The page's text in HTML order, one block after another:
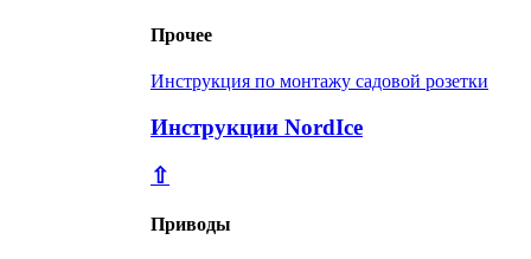
Прочее
Инструкция по монтажу садовой розетки
Инструкции NordIce
⇧
Приводы